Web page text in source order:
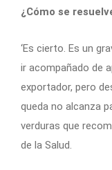
¿Cómo se
‘Es cierto. Es un
ir acompañado de
exportador, pero
queda no alcanza
verduras que
de la Salud.